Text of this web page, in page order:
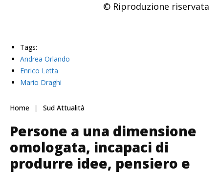
© Riproduzione riservata
Tags:
Andrea Orlando
Enrico Letta
Mario Draghi
Home Sud Attualità
Persone a una dimensione
omologata, incapaci di
produrre idee, pensiero e